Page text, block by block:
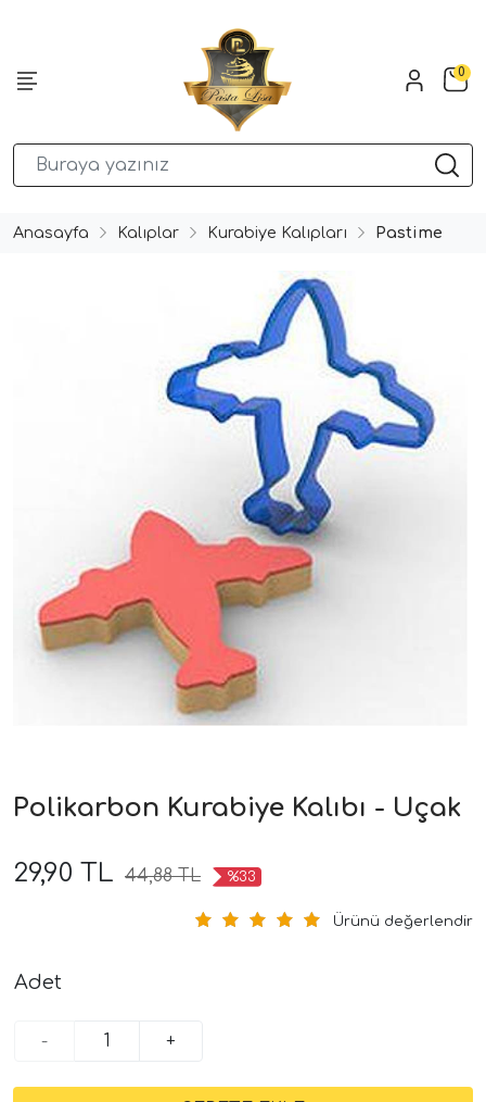
0
Anasayfa Kalıplar Kurabiye Kalıpları Pastime
Polikarbon Kurabiye Kalıbı - Uçak
29,90 TL 44,88 TL %33
Ürünü değerlendir
Adet
- +